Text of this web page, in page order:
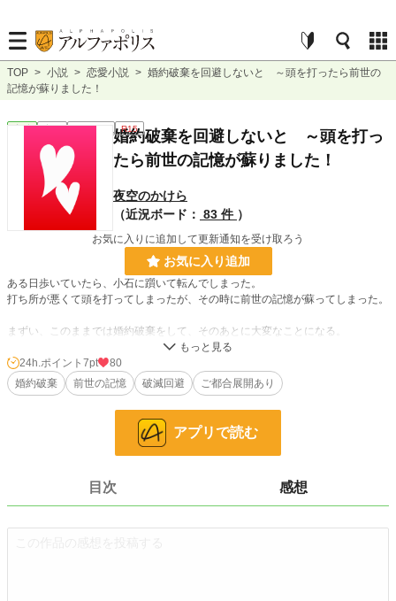
TOP > 小説 > 恋愛小説 > 婚約破棄を回避しないと ～頭を打ったら前世の
記憶が蘇りました！
恋愛 完結 ｼｮｰﾄｼｮｰﾄ R15
婚約破棄を回避しないと ～頭を打っ
たら前世の記憶が蘇りました！
夜空のかけら
（近況ボード： 83 件 ）
お気に入りに追加して更新通知を受け取ろう
お気に入り追加
ある日歩いていたら、小石に躓いて転んでしまった。
打ち所が悪くて頭を打ってしまったが、その時に前世の記憶が蘇ってしまった。
まずい、このままでは婚約破棄をして、そのあとに大変なことになる。
回避せねば…
＊＊＊
完結保証付き、完結まで書き上げています。
37,107 位 / 228,589 件
24h.ポイント 7pt
80
婚約破棄
前世の記憶 破滅回避 ご都合展開あり
アプリで読む
目次 感想